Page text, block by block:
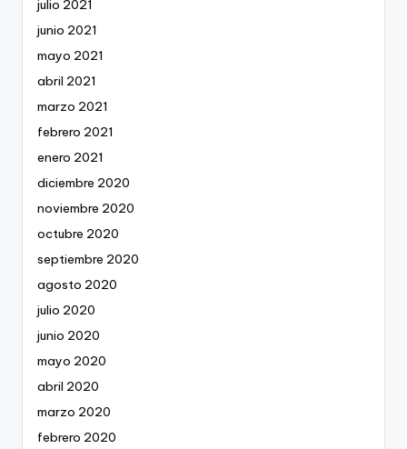
julio 2021
junio 2021
mayo 2021
abril 2021
marzo 2021
febrero 2021
enero 2021
diciembre 2020
noviembre 2020
octubre 2020
septiembre 2020
agosto 2020
julio 2020
junio 2020
mayo 2020
abril 2020
marzo 2020
febrero 2020